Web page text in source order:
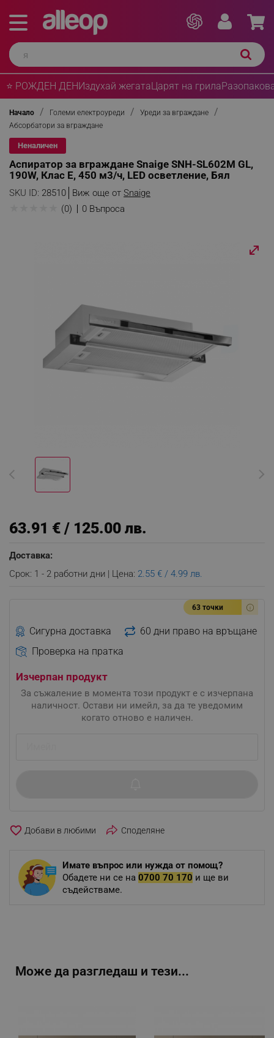
⭐ РОЖДЕН ДЕНИздухай жегатаЦарят на грила
Начало Големи електроуреди
Уреди за вграждане
Абсорбатори за вграждане
Неналичен
Аспиратор за вграждане Snaige SNH-SL602M GL,
190W, Клас Е, 450 м3/ч, LED осветление, Бял
SKU ID: 28510 Виж още от Snaige
(0) 0 Въпроса
63.91 € / 125.00 лв.
Доставка:
Срок: 1 - 2 работни дни | Цена: 2.55 € / 4.99 лв.
63 точки
Сигурна доставка
60 дни право на връщане
Проверка на пратка
Изчерпан продукт
За съжаление в момента този продукт е с изчерпана
наличност. Остави ни имейл, за да те уведомим
когато отново е наличен.
favorite_border Споделяне
Имате въпрос или нужда от помощ?
Обадете ни се на 0700 70 170 и ще ви
съдействаме.
Може да разгледаш и тези...